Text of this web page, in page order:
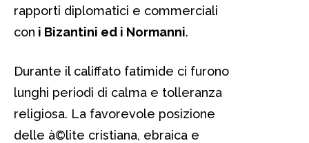
rapporti diplomatici e commerciali
con i Bizantini ed i Normanni.
Durante il califfato fatimide ci furono
lunghi periodi di calma e tolleranza
religiosa. La favorevole posizione
delle à©lite cristiana, ebraica e